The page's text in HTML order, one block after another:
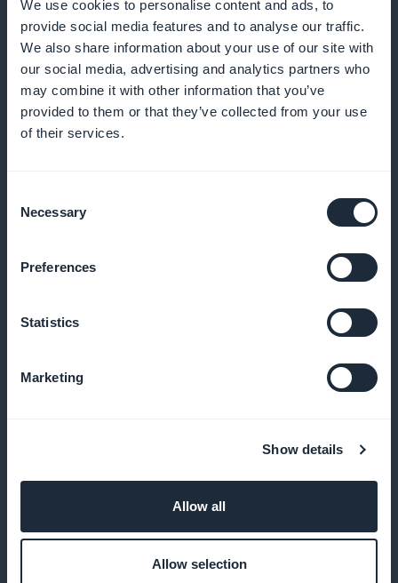
We use cookies to personalise content and ads, to
provide social media features and to analyse our traffic.
We also share information about your use of our site with
our social media, advertising and analytics partners who
may combine it with other information that you’ve
provided to them or that they’ve collected from your use
of their services.
Selection
Necessary
Preferences
Statistics
Marketing
Show details
Allow all
Allow selection
Yksityiskohtaiset tilastot työpajojen ja
kurssien sisällön tilaajista
Pääset käsiksi tarkkoihin analyyseihin tilaajistasi ja
tilauksen myynninedistämiswidgetti
Lisää konversioita näyttämällä kampanjat suoraan